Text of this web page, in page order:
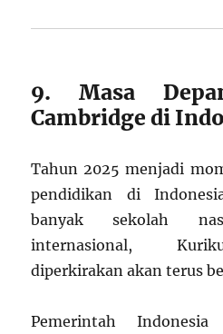
9. Masa
Cambridge di
Tahun 2025 menjadi
pendidikan di
banyak sekolah
internasional,
diperkirakan akan terus
Pemerintah